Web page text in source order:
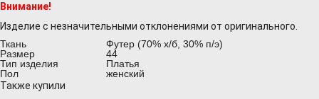
Внимание!
Изделие с незначительными отклонениями от оригинального.
Ткань
Футер (70% х/б, 30% п/э)
Размер
44
Тип изделия
Платья
Пол
женский
Также купили